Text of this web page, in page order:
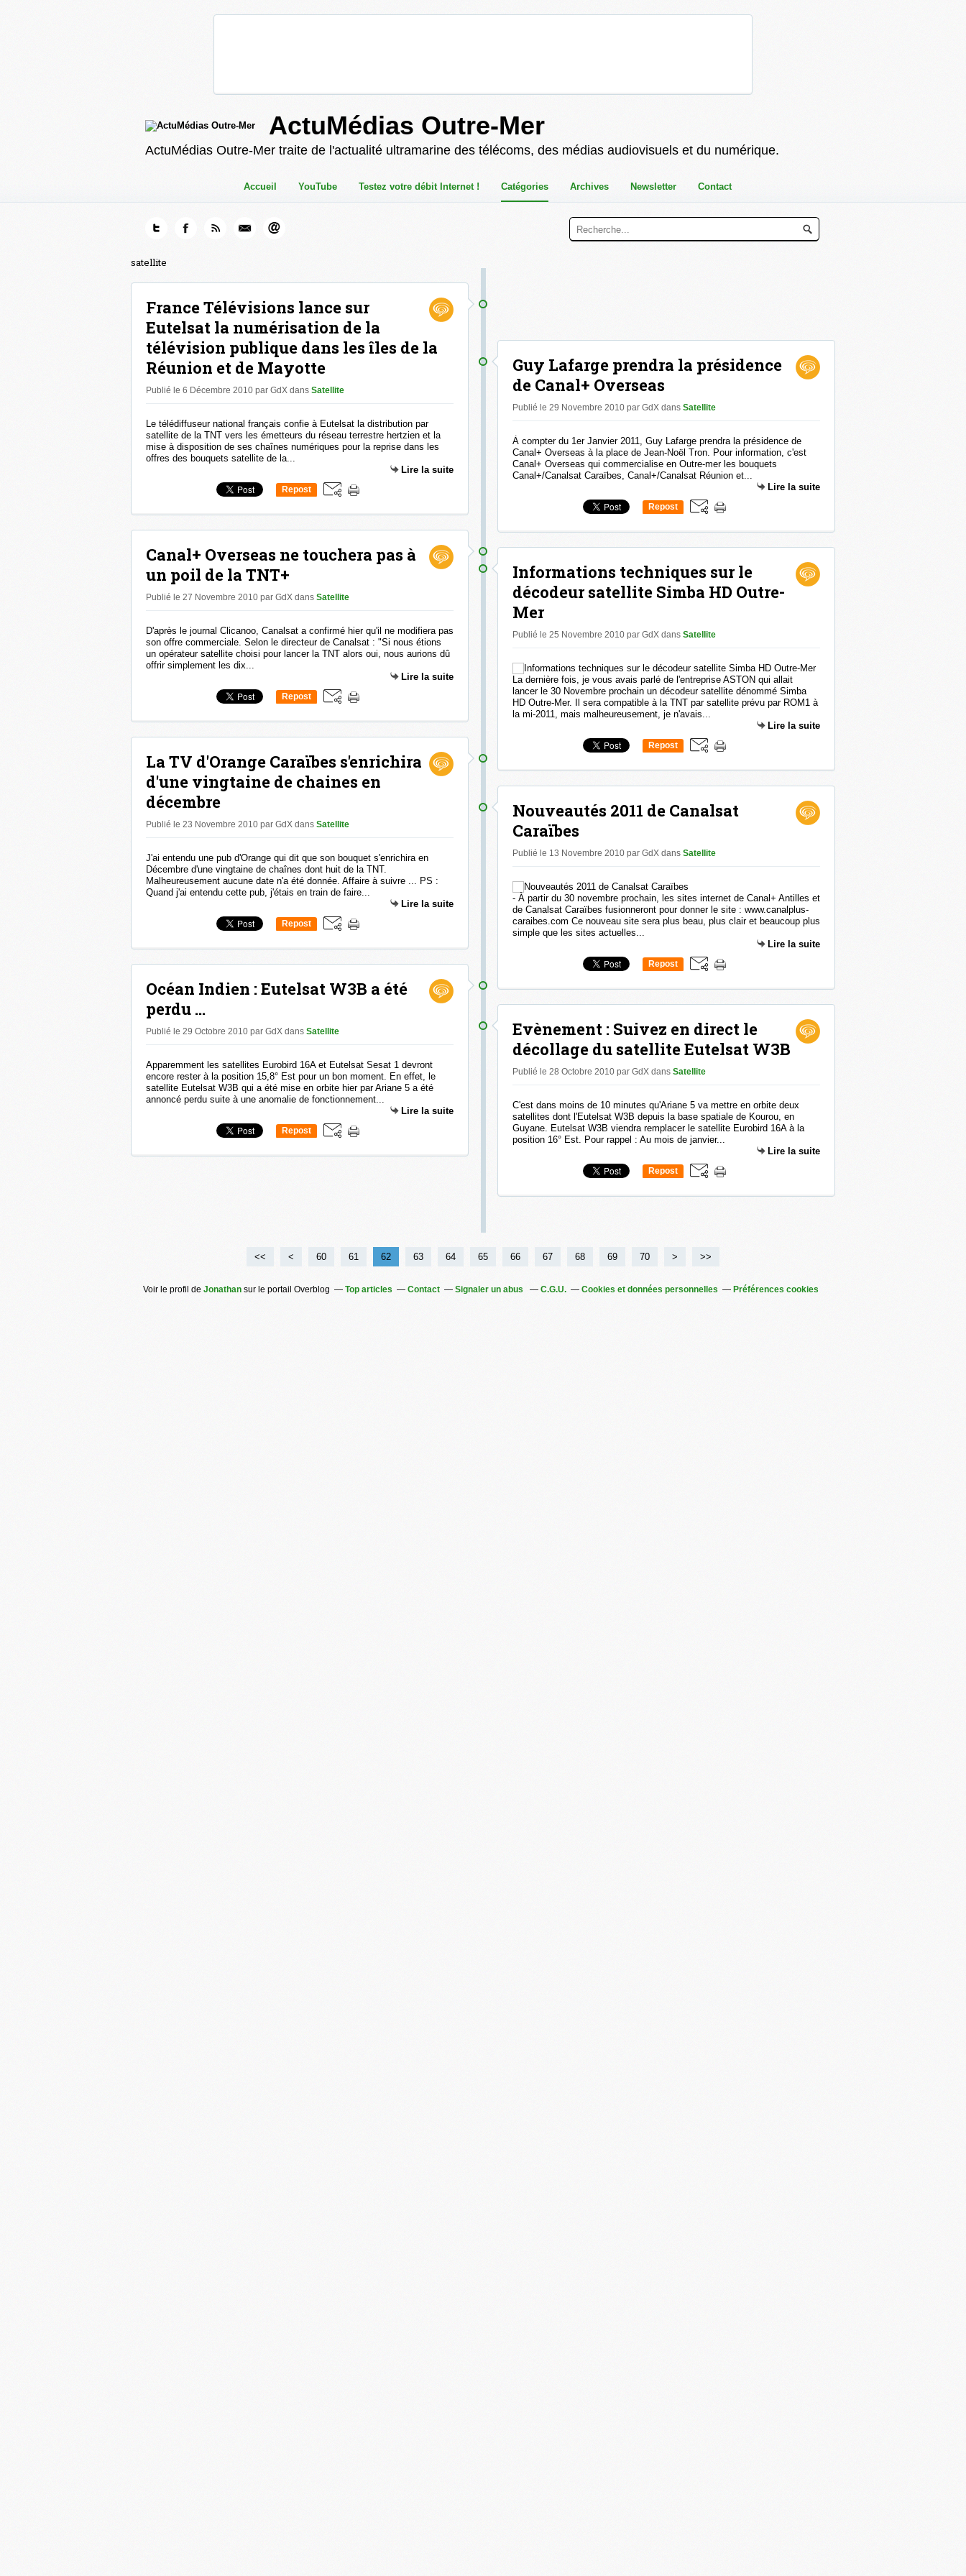
ActuMédias Outre-Mer
ActuMédias Outre-Mer traite de l'actualité ultramarine des télécoms, des médias audiovisuels et du numérique.
Accueil YouTube Testez votre débit Internet ! Catégories Archives Newsletter Contact
satellite
France Télévisions lance sur
Eutelsat la numérisation de la
télévision publique dans les îles de la
Réunion et de Mayotte
Publié le 6 Décembre 2010 par GdX dans Satellite
Le télédiffuseur national français confie à Eutelsat la distribution par
satellite de la TNT vers les émetteurs du réseau terrestre hertzien et la
mise à disposition de ses chaînes numériques pour la reprise dans les
offres des bouquets satellite de la...
Lire la suite
Repost
Canal+ Overseas ne touchera pas à
un poil de la TNT+
Publié le 27 Novembre 2010 par GdX dans Satellite
D'après le journal Clicanoo, Canalsat a confirmé hier qu'il ne modifiera pas
son offre commerciale. Selon le directeur de Canalsat : "Si nous étions
un opérateur satellite choisi pour lancer la TNT alors oui, nous aurions dû
offrir simplement les dix...
Lire la suite
Repost
La TV d'Orange Caraïbes s'enrichira
d'une vingtaine de chaines en
décembre
Publié le 23 Novembre 2010 par GdX dans Satellite
J'ai entendu une pub d'Orange qui dit que son bouquet s'enrichira en
Décembre d'une vingtaine de chaînes dont huit de la TNT.
Malheureusement aucune date n'a été donnée. Affaire à suivre ... PS :
Quand j'ai entendu cette pub, j'étais en train de faire...
Lire la suite
Repost
Océan Indien : Eutelsat W3B a été
perdu ...
Publié le 29 Octobre 2010 par GdX dans Satellite
Apparemment les satellites Eurobird 16A et Eutelsat Sesat 1 devront
encore rester à la position 15,8° Est pour un bon moment. En effet, le
satellite Eutelsat W3B qui a été mise en orbite hier par Ariane 5 a été
annoncé perdu suite à une anomalie de fonctionnement...
Lire la suite
Repost
Guy Lafarge prendra la présidence
de Canal+ Overseas
Publié le 29 Novembre 2010 par GdX dans Satellite
À compter du 1er Janvier 2011, Guy Lafarge prendra la présidence de
Canal+ Overseas à la place de Jean-Noël Tron. Pour information, c'est
Canal+ Overseas qui commercialise en Outre-mer les bouquets
Canal+/Canalsat Caraïbes, Canal+/Canalsat Réunion et...
Lire la suite
Repost
Informations techniques sur le
décodeur satellite Simba HD Outre-
Mer
Publié le 25 Novembre 2010 par GdX dans Satellite
La dernière fois, je vous avais parlé de l'entreprise ASTON qui allait
lancer le 30 Novembre prochain un décodeur satellite dénommé Simba
HD Outre-Mer. Il sera compatible à la TNT par satellite prévu par ROM1 à
la mi-2011, mais malheureusement, je n'avais...
Lire la suite
Repost
Nouveautés 2011 de Canalsat
Caraïbes
Publié le 13 Novembre 2010 par GdX dans Satellite
- À partir du 30 novembre prochain, les sites internet de Canal+ Antilles et
de Canalsat Caraïbes fusionneront pour donner le site : www.canalplus-
caraibes.com Ce nouveau site sera plus beau, plus clair et beaucoup plus
simple que les sites actuelles...
Lire la suite
Repost
Evènement : Suivez en direct le
décollage du satellite Eutelsat W3B
Publié le 28 Octobre 2010 par GdX dans Satellite
C'est dans moins de 10 minutes qu'Ariane 5 va mettre en orbite deux
satellites dont l'Eutelsat W3B depuis la base spatiale de Kourou, en
Guyane. Eutelsat W3B viendra remplacer le satellite Eurobird 16A à la
position 16° Est. Pour rappel : Au mois de janvier...
Lire la suite
Repost
<< < 10
20
30
40
50
60 61 62 63 64 65 66 67 68 69 70 > >>
Voir le profil de Jonathan sur le portail Overblog Top articles Contact Signaler un abus C.G.U. Cookies et données personnelles Préférences cookies